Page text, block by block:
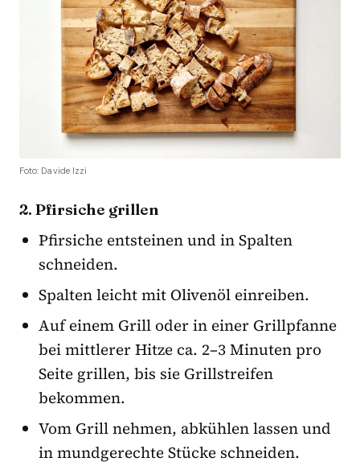
Foto: Davide Izzi
2. Pfirsiche grillen
Pfirsiche entsteinen und in Spalten
schneiden.
Spalten leicht mit Olivenöl einreiben.
Auf einem Grill oder in einer Grillpfanne
bei mittlerer Hitze ca. 2–3 Minuten pro
Seite grillen, bis sie Grillstreifen
bekommen.
Vom Grill nehmen, abkühlen lassen und
in mundgerechte Stücke schneiden.